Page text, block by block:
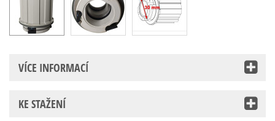
VÍCE INFORMACÍ
KE STAŽENÍ